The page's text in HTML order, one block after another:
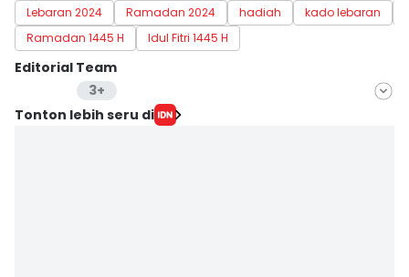
Lebaran 2024 Ramadan 2024 hadiah kado lebaran
Ramadan 1445 H
Idul Fitri 1445 H
Editorial Team
3+
Editor
Tonton lebih seru di